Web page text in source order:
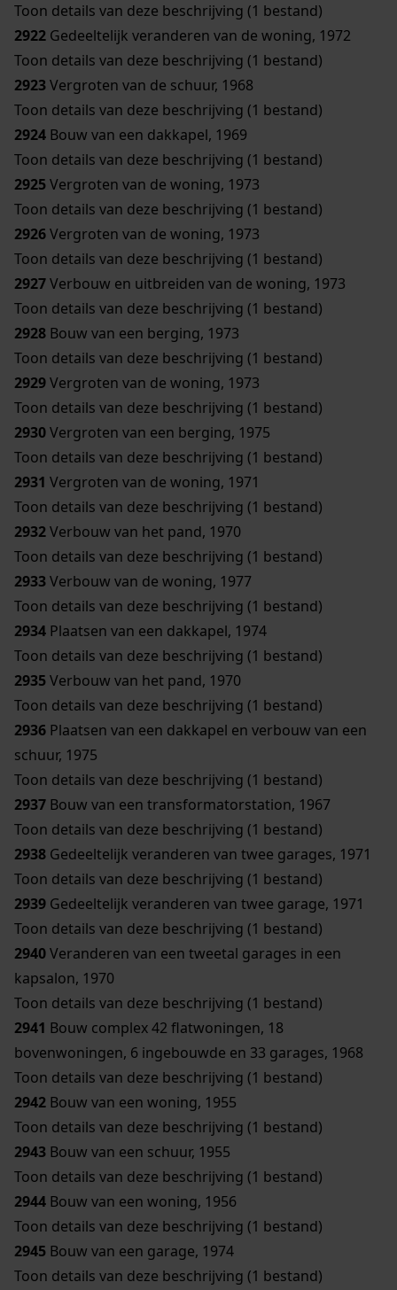
Toon details van deze beschrijving (1 bestand)
2922 Gedeeltelijk veranderen van de woning, 1972
Toon details van deze beschrijving (1 bestand)
2923Vergroten van de schuur, 1968
Toon details van deze beschrijving (1 bestand)
2924 Bouw van een dakkapel, 1969
Toon details van deze beschrijving (1 bestand)
2925Vergroten van de woning, 1973
Toon details van deze beschrijving (1 bestand)
2926Vergroten van de woning, 1973
Toon details van deze beschrijving (1 bestand)
2927Verbouw en uitbreiden van de woning, 1973
Toon details van deze beschrijving (1 bestand)
2928 Bouw van een berging, 1973
Toon details van deze beschrijving (1 bestand)
2929Vergroten van de woning, 1973
Toon details van deze beschrijving (1 bestand)
2930Vergroten van een berging, 1975
Toon details van deze beschrijving (1 bestand)
2931 Vergroten van de woning, 1971
Toon details van deze beschrijving (1 bestand)
2932Verbouw van het pand, 1970
Toon details van deze beschrijving (1 bestand)
2933Verbouw van de woning, 1977
Toon details van deze beschrijving (1 bestand)
2934 Plaatsen van een dakkapel, 1974
Toon details van deze beschrijving (1 bestand)
2935Verbouw van het pand, 1970
Toon details van deze beschrijving (1 bestand)
2936 Plaatsen van een dakkapel en verbouw van een
schuur, 1975
Toon details van deze beschrijving (1 bestand)
2937 Bouw van een transformatorstation, 1967
Toon details van deze beschrijving (1 bestand)
2938 Gedeeltelijk veranderen van twee garages, 1971
Toon details van deze beschrijving (1 bestand)
2939 Gedeeltelijk veranderen van twee garage, 1971
Toon details van deze beschrijving (1 bestand)
2940Veranderen van een tweetal garages in een
kapsalon, 1970
Toon details van deze beschrijving (1 bestand)
2941 Bouw complex 42 flatwoningen, 18
bovenwoningen, 6 ingebouwde en 33 garages, 1968
Toon details van deze beschrijving (1 bestand)
2942 Bouw van een woning, 1955
Toon details van deze beschrijving (1 bestand)
2943 Bouw van een schuur, 1955
Toon details van deze beschrijving (1 bestand)
2944 Bouw van een woning, 1956
Toon details van deze beschrijving (1 bestand)
2945 Bouw van een garage, 1974
Toon details van deze beschrijving (1 bestand)